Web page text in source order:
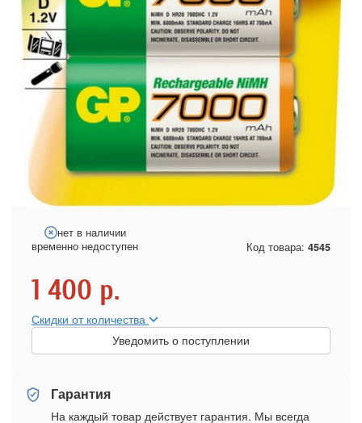
нет в наличии
временно недоступен
Код товара: 4545
1 400 р.
Скидки от количества
Уведомить о поступлении
Гарантия
На каждый товар действует гарантия. Мы всегда